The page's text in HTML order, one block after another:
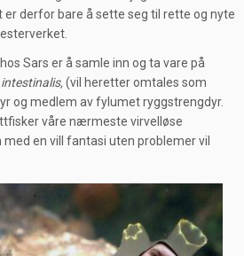
er derfor bare å sette seg til rette og nyte
Sars er å samle inn og ta vare på
(vil heretter omtales som
og medlem av fylumet ryggstrengdyr.
våre nærmeste virvelløse
en vill fantasi uten problemer vil